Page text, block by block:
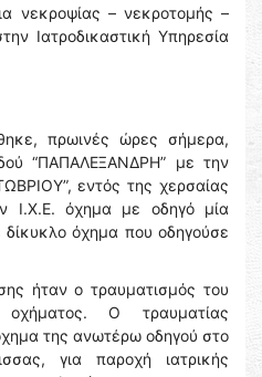
νεκροψίας – νεκροτομής –
Ιατροδικαστική Υπηρεσία
πρωινές ώρες σήμερα,
“ΠΑΠΑΛΕΞΑΝΔΡΗ” με την
εντός της χερσαίας
Ι.Χ.Ε. όχημα με οδηγό μία
όχημα που οδηγούσε
ήταν ο τραυματισμός του
Ο τραυματίας
της ανωτέρω οδηγού στο
για παροχή ιατρικής